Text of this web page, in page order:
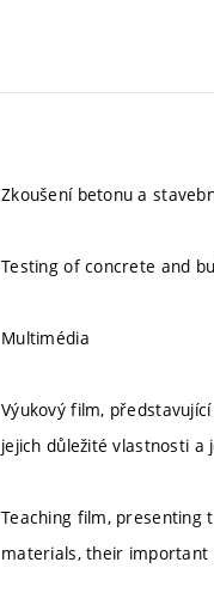
Zkoušení betonu a
Testing of concrete and
Multimédia
Výukový film,
jejich důležité vlastnosti a
Teaching film, presenting
materials, their